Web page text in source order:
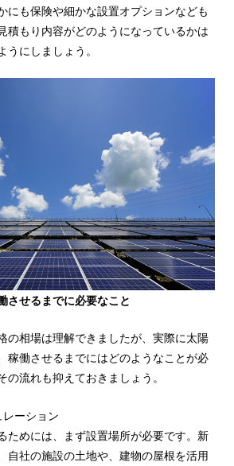
にも保険や細かな設置オプションなども
積もり内容がどのようになっているかは
うにしましょう。
させるまでに必要なこと
の相場は理解できましたが、実際に太陽
稼働させるまでにはどのようなことが必
の流れも抑えておきましょう。
ーション
ためには、まず設置場所が必要です。新
自社の施設の土地や、建物の屋根を活用